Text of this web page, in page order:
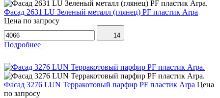
Фасад 2631 LU Зеленый металл (глянец) PF пластик Arpa
Цена по запросу
14
Подробнее
Фасад 3276 LUN Терракотовый парфир PF пластик Arpa Цена
по запросу